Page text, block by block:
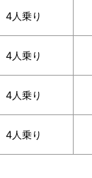
4人乗り
4人乗り
4人乗り
4人乗り